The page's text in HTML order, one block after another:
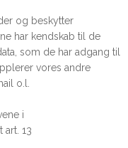
og beskytter
har kendskab til de
som de har adgang til
vores andre
o.l.
i
13